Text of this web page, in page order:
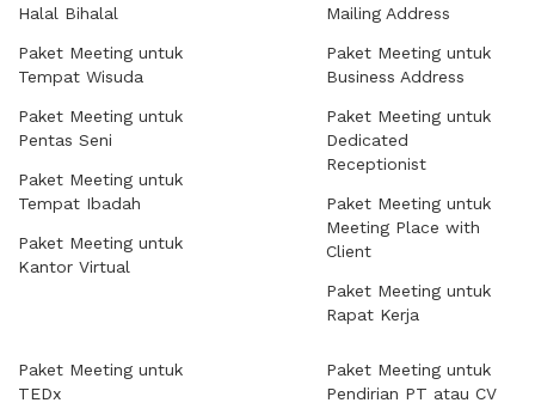
Halal Bihalal
Paket Meeting untuk
Tempat Wisuda
Paket Meeting untuk
Pentas Seni
Paket Meeting untuk
Tempat Ibadah
Paket Meeting untuk
Kantor Virtual
Mailing Address
Paket Meeting untuk
Business Address
Paket Meeting untuk
Dedicated
Receptionist
Paket Meeting untuk
Meeting Place with
Client
Paket Meeting untuk
Rapat Kerja
Paket Meeting untuk
TEDx
Paket Meeting untuk
Pendirian PT atau CV